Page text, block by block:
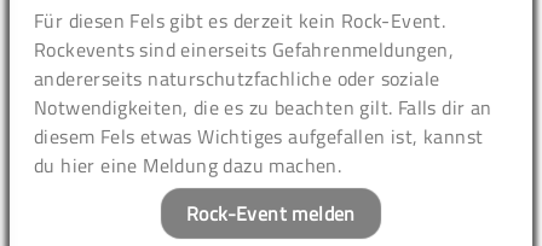
Für diesen Fels gibt es derzeit kein Rock-Event.
Rockevents sind einerseits Gefahrenmeldungen,
andererseits naturschutzfachliche oder soziale
Notwendigkeiten, die es zu beachten gilt. Falls dir an
diesem Fels etwas Wichtiges aufgefallen ist, kannst
du hier eine Meldung dazu machen.
Rock-Event melden